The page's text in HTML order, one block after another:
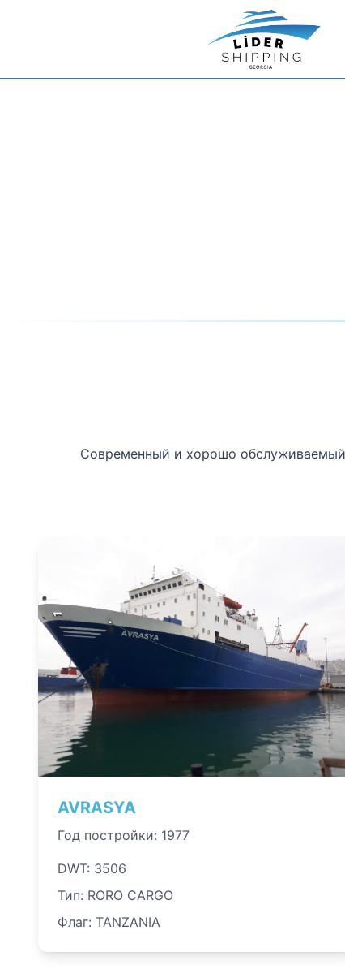
Современный и хорошо обслуживаемый
AVRASYA
Год постройки: 1977
DWT: 3506
Тип: RORO CARGO
Флаг: TANZANIA